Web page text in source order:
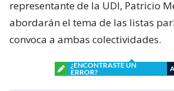
representante de la UDI, Patricio
abordarán el tema de las listas
convoca a ambas colectividades.
¿ENCONTRASTE UN
ERROR?